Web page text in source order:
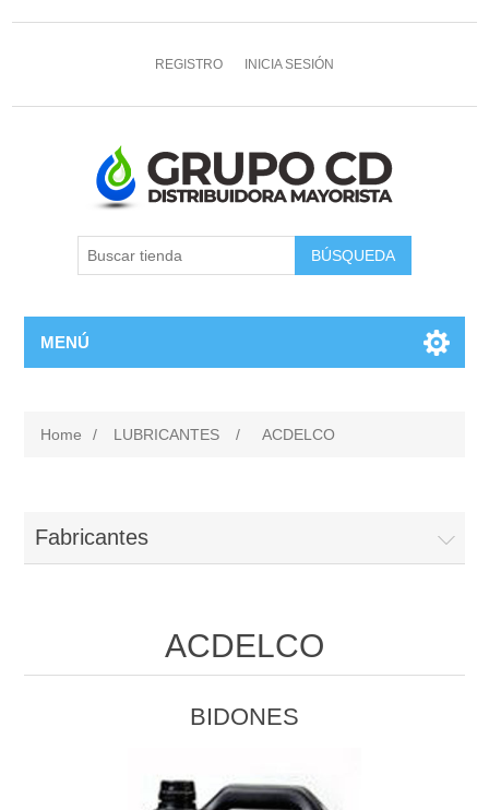
REGISTRO INICIA SESIÓN
MENÚ
Home / LUBRICANTES / ACDELCO
Fabricantes
ACDELCO
BIDONES